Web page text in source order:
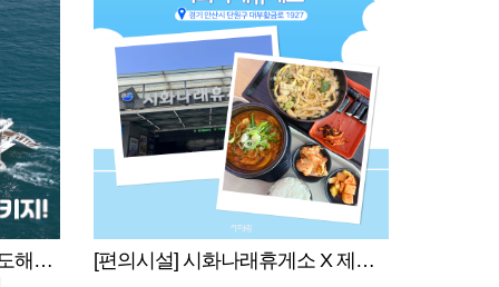
[레저·체험] 화성요트 X 제부도해상케이블카 서해랑 [편의시설] 시화나래휴게소 X 제부도해상케이블카 서해랑